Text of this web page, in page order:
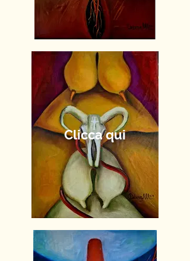
Clicca qui